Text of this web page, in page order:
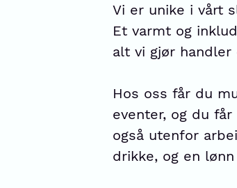
Vi er unike i vårt
Et varmt og
alt vi gjør handler
Hos oss får du
eventer, og du
også utenfor
drikke, og en